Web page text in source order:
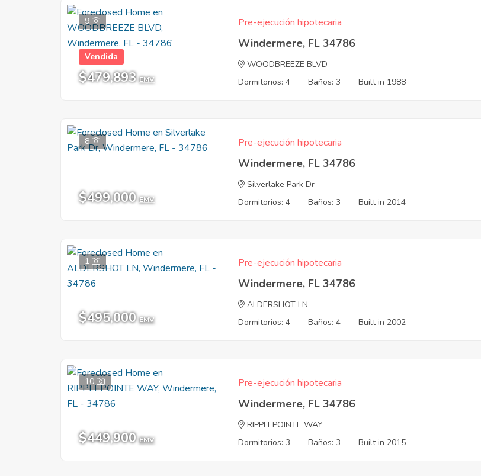
9
Vendida
$479,893 EMV
Pre-ejecución hipotecaria
Windermere, FL 34786
WOODBREEZE BLVD
Dormitorios: 4
Baños: 3 Built in 1988
8
$499,000 EMV
Pre-ejecución hipotecaria
Windermere, FL 34786
Silverlake Park Dr
Dormitorios: 4
Baños: 3 Built in 2014
1
$495,000 EMV
Pre-ejecución hipotecaria
Windermere, FL 34786
ALDERSHOT LN
Dormitorios: 4
Baños: 4 Built in 2002
10
$449,900 EMV
Pre-ejecución hipotecaria
Windermere, FL 34786
RIPPLEPOINTE WAY
Dormitorios: 3
Baños: 3 Built in 2015